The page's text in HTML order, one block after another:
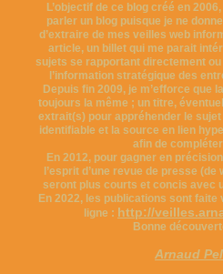
L’objectif de ce blog créé en
parler un blog puisque je ne
d’extraire de mes veilles web
article, un billet qui me parait
sujets se rapportant directement
l’information stratégique des
Depuis fin 2009, je m’efforce que
toujours la même ; un titre,
extrait(s) pour appréhender le sujet
identifiable et la source en lien
afin de
En 2012, pour gagner en
l’esprit d’une revue de presse
seront plus courts et concis avec
En 2022, les publications sont
ligne : http://
Bonne
Arnaud